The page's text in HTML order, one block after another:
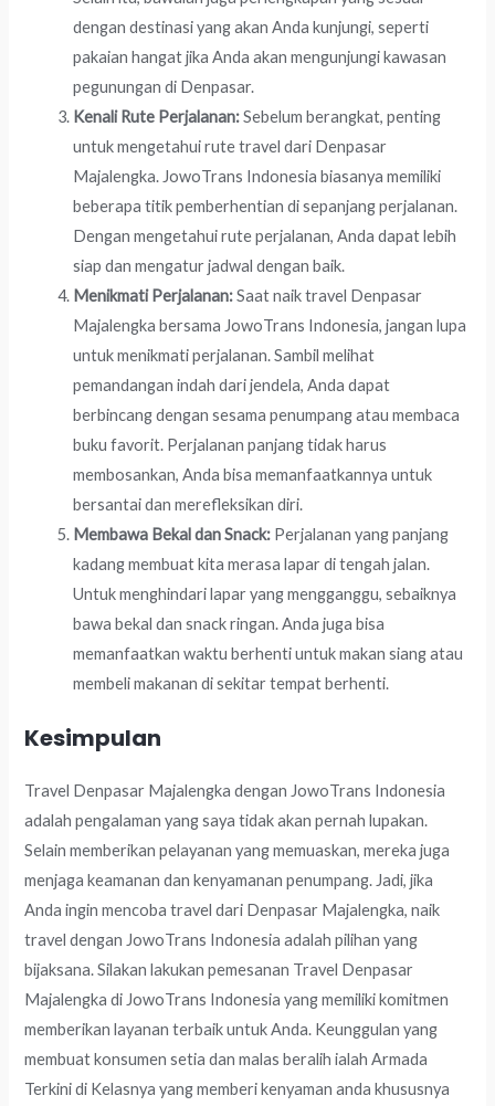
dengan destinasi yang akan Anda kunjungi, seperti
pakaian hangat jika Anda akan mengunjungi kawasan
pegunungan di Denpasar.
Kenali Rute Perjalanan:Sebelum berangkat, penting
untuk mengetahui rute travel dari Denpasar
Majalengka. JowoTrans Indonesia biasanya memiliki
beberapa titik pemberhentian di sepanjang perjalanan.
Dengan mengetahui rute perjalanan, Anda dapat lebih
siap dan mengatur jadwal dengan baik.
Menikmati Perjalanan:Saat naik travel Denpasar
Majalengka bersama JowoTrans Indonesia, jangan lupa
untuk menikmati perjalanan. Sambil melihat
pemandangan indah dari jendela, Anda dapat
berbincang dengan sesama penumpang atau membaca
buku favorit. Perjalanan panjang tidak harus
membosankan, Anda bisa memanfaatkannya untuk
bersantai dan merefleksikan diri.
Membawa Bekal dan Snack: Perjalanan yang panjang
kadang membuat kita merasa lapar di tengah jalan.
Untuk menghindari lapar yang mengganggu, sebaiknya
bawa bekal dan snack ringan. Anda juga bisa
memanfaatkan waktu berhenti untuk makan siang atau
membeli makanan di sekitar tempat berhenti.
Kesimpulan
Travel Denpasar Majalengka dengan JowoTrans Indonesia
adalah pengalaman yang saya tidak akan pernah lupakan.
Selain memberikan pelayanan yang memuaskan, mereka juga
menjaga keamanan dan kenyamanan penumpang. Jadi, jika
Anda ingin mencoba travel dari Denpasar Majalengka, naik
travel dengan JowoTrans Indonesia adalah pilihan yang
bijaksana. Silakan lakukan pemesanan Travel Denpasar
Majalengka di JowoTrans Indonesia yang memiliki komitmen
memberikan layanan terbaik untuk Anda. Keunggulan yang
membuat konsumen setia dan malas beralih ialah Armada
Terkini di Kelasnya yang memberi kenyaman anda khususnya